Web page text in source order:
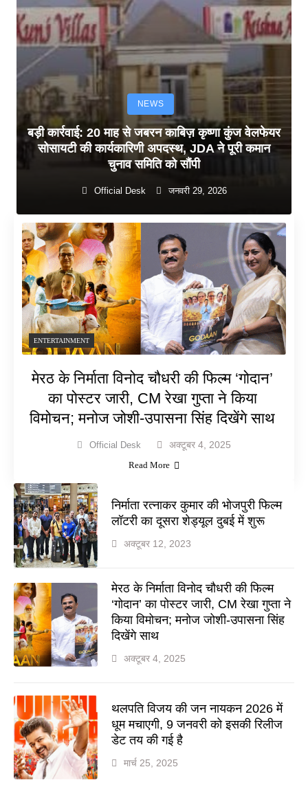
NEWS
बड़ी कार्रवाई: 20 माह से जबरन काबिज़ कृष्णा कुंज वेलफेयर
सोसायटी की कार्यकारिणी अपदस्थ, JDA ने पूरी कमान
चुनाव समिति को सौंपी
Official Desk जनवरी 29, 2026
ENTERTAINMENT
मेरठ के निर्माता विनोद चौधरी की फिल्म ‘गोदान’
का पोस्टर जारी, CM रेखा गुप्ता ने किया
विमोचन; मनोज जोशी-उपासना सिंह दिखेंगे साथ
Official Desk अक्टूबर 4, 2025
Read More
निर्माता रत्नाकर कुमार की भोजपुरी फिल्म
लॉटरी का दूसरा शेड्यूल दुबई में शुरू
अक्टूबर 12, 2023
मेरठ के निर्माता विनोद चौधरी की फिल्म
‘गोदान’ का पोस्टर जारी, CM रेखा गुप्ता ने
किया विमोचन; मनोज जोशी-उपासना सिंह
दिखेंगे साथ
अक्टूबर 4, 2025
थलपति विजय की जन नायकन 2026 में
धूम मचाएगी, 9 जनवरी को इसकी रिलीज
डेट तय की गई है
मार्च 25, 2025